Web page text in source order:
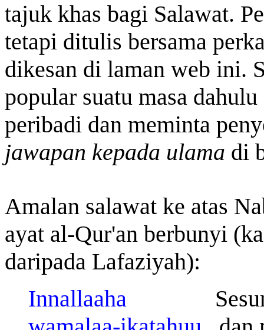
tajuk khas bagi Salawat.
tetapi ditulis bersama
dikesan di laman web ini.
popular suatu masa
peribadi dan meminta
jawapan kepada ulama di
Amalan salawat ke atas
ayat al-Qur'an berbunyi
daripada Lafaziyah):
Innallaaha